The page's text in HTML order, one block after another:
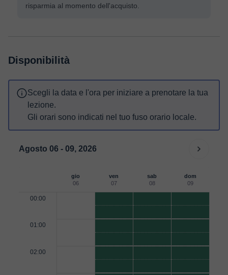
risparmia al momento dell'acquisto.
Disponibilità
Scegli la data e l'ora per iniziare a prenotare la tua
lezione.
Gli orari sono indicati nel tuo fuso orario locale.
Agosto 06 - 09, 2026
gio
06
ven
07
sab
08
dom
09
00:00
01:00
02:00